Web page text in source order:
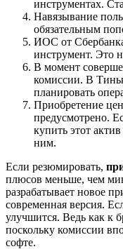
инструментах.
Навязывание
обязательным
ИОС от
инструмент. Это
В момент
комиссии. В
планировать
Приобретение
предусмотрено.
купить этот
ним.
Если резюмировать,
плюсов меньше, чем
разрабатывает новое
современная версия.
улучшится. Ведь как к
поскольку комиссии
софте.